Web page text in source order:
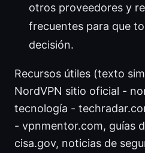
otros proveedores y
frecuentes para que
decisión.
Recursos útiles (texto
NordVPN sitio oficial -
tecnología -
- vpnmentor.com, guías
cisa.gov, noticias de